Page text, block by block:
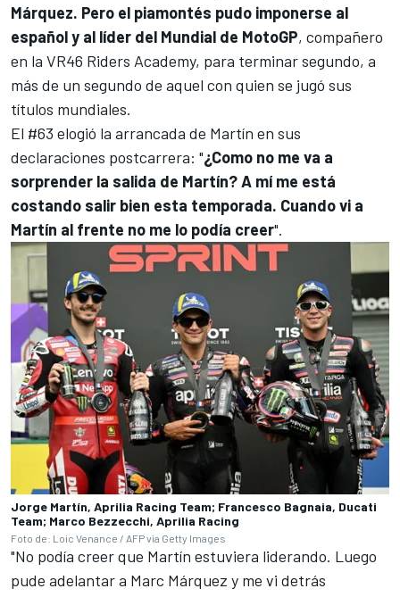
Márquez. Pero el piamontés pudo imponerse al
español y al líder del Mundial de MotoGP, compañero
en la VR46 Riders Academy, para terminar segundo, a
más de un segundo de aquel con quien se jugó sus
títulos mundiales.
El #63 elogió la arrancada de Martín en sus
declaraciones postcarrera: "¿Como no me va a
sorprender la salida de Martín? A mí me está
costando salir bien esta temporada. Cuando vi a
Martín al frente no me lo podía creer".
Jorge Martín, Aprilia Racing Team; Francesco Bagnaia, Ducati
Team; Marco Bezzecchi, Aprilia Racing
Foto de: Loic Venance / AFP via Getty Images
"No podía creer que Martín estuviera liderando. Luego
pude adelantar a Marc Márquez y me vi detrás